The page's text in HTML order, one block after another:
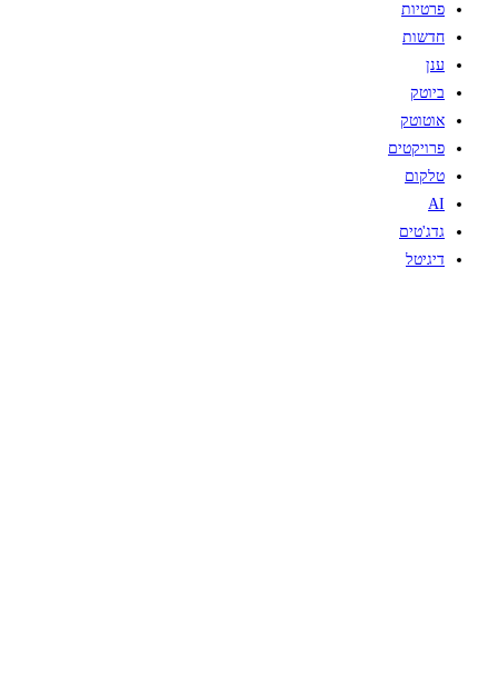
פרטיות
חדשות
ענן
ביוטק
אוטוטק
פרויקטים
טלקום
AI
גדג'טים
דיגיטל